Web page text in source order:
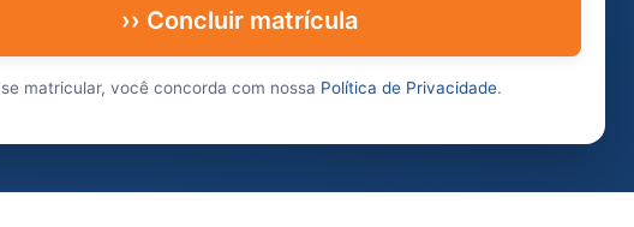
›› Concluir matrícula
se matricular, você concorda com nossa Política de Privacidade.